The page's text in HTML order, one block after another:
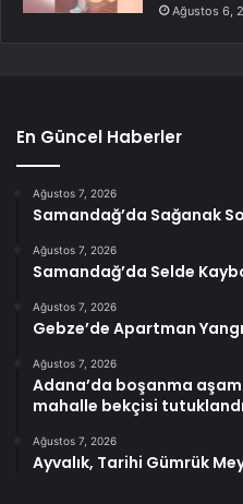
Ağustos 6,
En Güncel Haberler
Ağustos 7, 2026
Samandağ’da Sağanak
Ağustos 7, 2026
Samandağ’da Selde
Ağustos 7, 2026
Gebze’de Apartman
Ağustos 7, 2026
Adana’da boşanma
mahalle bekçisi tutuklandı
Ağustos 7, 2026
Ayvalık, Tarihi Gümrük